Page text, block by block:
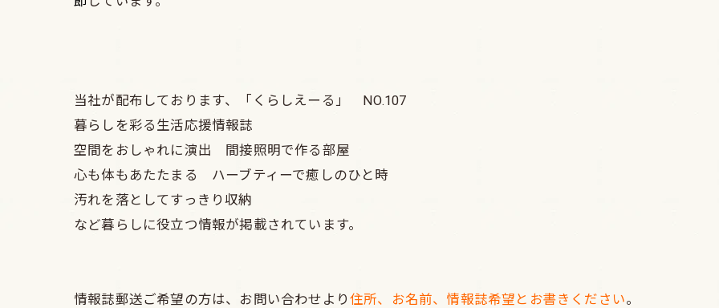
当社が配布しております、「くらしえーる」 NO.107
暮らしを彩る生活応援情報誌
空間をおしゃれに演出 間接照明で作る部屋
心も体もあたたまる ハーブティーで癒しのひと時
汚れを落としてすっきり収納
など暮らしに役立つ情報が掲載されています。
情報誌郵送ご希望の方は、お問い合わせより 住所、お名前、情報誌希望とお書きください。